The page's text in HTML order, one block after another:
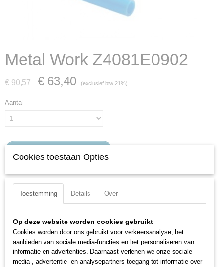
Metal Work Z4081E0902
€ 90,57 € 63,40 (exclusief btw 21%)
Aantal
Specificaties
Productcode leverancier
Z4081E0902
Netto gewicht
1,48 Kg
Omschrijving
PU-leiding polyether 6x3,9 blauw 1198A (50 mtr).
Ook interessant
Cookies toestaan Opties
Toestemming Details Over
Op deze website worden cookies gebruikt
Cookies worden door ons gebruikt voor verkeersanalyse, het
aanbieden van sociale media-functies en het personaliseren van
informatie en advertenties. Daarnaast verlenen we onze sociale
media-, advertentie- en analysepartners toegang tot informatie over